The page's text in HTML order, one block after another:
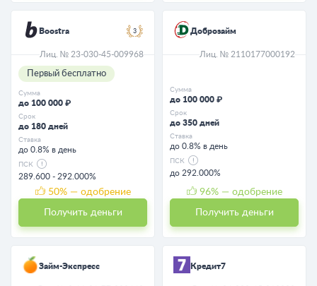
Boostra 3
Лиц. № 23-030-45-009968
Первый бесплатно
Сумма
до 100 000 ₽
Срок
до 180 дней
Ставка
до 0.8% в день
ПСК
289.600 - 292.000%
50% — одобрение
Получить деньги
Доброзайм
Лиц. № 2110177000192
Сумма
до 100 000 ₽
Срок
до 350 дней
Ставка
до 0.8% в день
ПСК
до 292.000%
96% — одобрение
Получить деньги
Займ-Экспресс Кредит7